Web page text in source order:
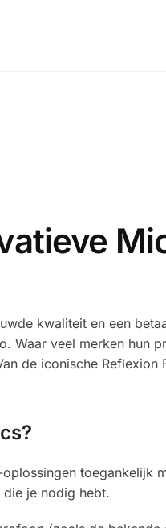
kwaliteit en een
Waar veel merken hun
de iconische
je nodig hebt.